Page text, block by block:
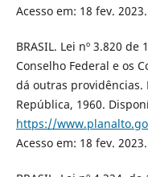
Acesso em: 18 fev. 2023.
BRASIL. Lei nº 3.820
Conselho Federal e os
dá outras providências.
República, 1960.
https://
Acesso em: 18 fev. 2023.